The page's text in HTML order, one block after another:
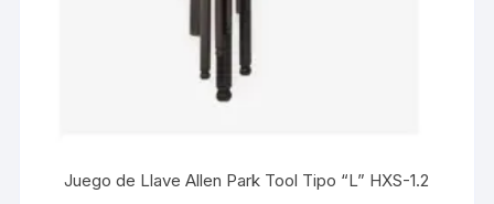
Juego de Llave Allen Park Tool Tipo “L” HXS-1.2